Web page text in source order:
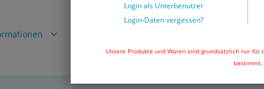
Login als Unterbenutzer
Login-Daten vergessen?
Unsere Produkte und Waren sind grundsätzlich nur
bestimmt.
Atlas 9 (Seite 421)